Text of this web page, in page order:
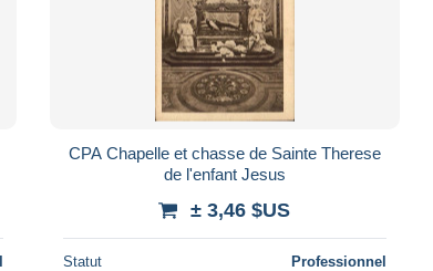
CPA Chapelle et chasse de Sainte Therese
de l'enfant Jesus
± 3,46 $US
Statut Professionnel